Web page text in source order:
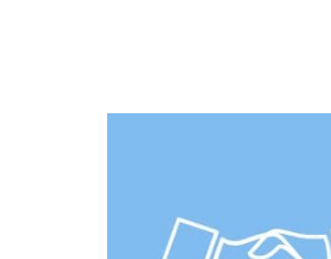
zamówień towaru i
wprowadzanie ich do